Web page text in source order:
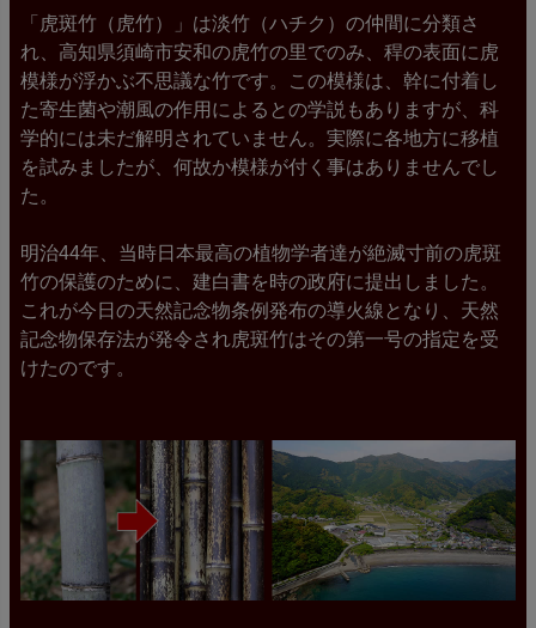
「虎斑竹（虎竹）」は淡竹（ハチク）の仲間に分類さ
れ、高知県須崎市安和の虎竹の里でのみ、稈の表面に虎
模様が浮かぶ不思議な竹です。この模様は、幹に付着し
た寄生菌や潮風の作用によるとの学説もありますが、科
学的には未だ解明されていません。実際に各地方に移植
を試みましたが、何故か模様が付く事はありませんでし
た。
明治44年、当時日本最高の植物学者達が絶滅寸前の虎斑
竹の保護のために、建白書を時の政府に提出しました。
これが今日の天然記念物条例発布の導火線となり、天然
記念物保存法が発令され虎斑竹はその第一号の指定を受
けたのです。